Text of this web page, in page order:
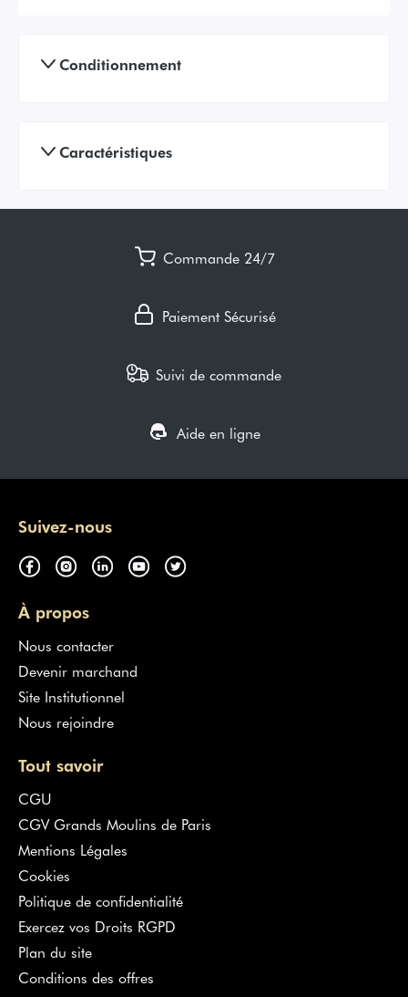
Conditionnement
Caractéristiques
Commande 24/7
Paiement Sécurisé
Suivi de commande
Aide en ligne
Suivez-nous
À propos
Nous contacter
Devenir marchand
Site Institutionnel
Nous rejoindre
Tout savoir
CGU
CGV Grands Moulins de Paris
Mentions Légales
Cookies
Politique de confidentialité
Exercez vos Droits RGPD
Plan du site
Conditions des offres